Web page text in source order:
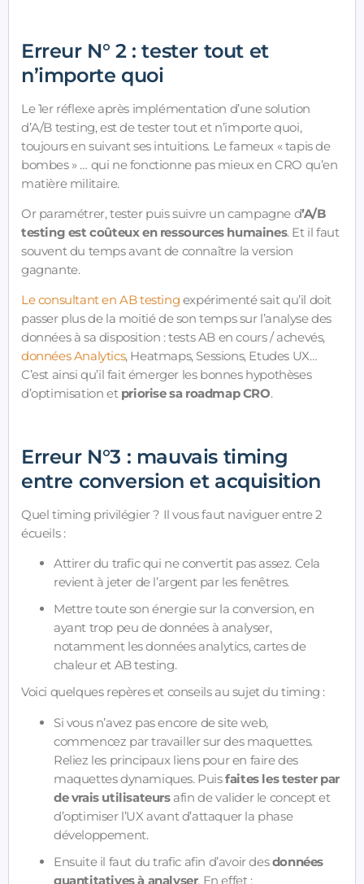
Erreur N° 2 : tester tout et
n’importe quoi
Le 1er réflexe après implémentation d’une solution
d’A/B testing, est de tester tout et n’importe quoi,
toujours en suivant ses intuitions. Le fameux « tapis de
bombes » … qui ne fonctionne pas mieux en CRO qu’en
matière militaire.
Or paramétrer, tester puis suivre un campagne d’A/B
testing est coûteux en ressources humaines. Et il faut
souvent du temps avant de connaître la version
gagnante.
Le consultant en AB testing expérimenté sait qu’il doit
passer plus de la moitié de son temps sur l’analyse des
données à sa disposition : tests AB en cours / achevés,
données Analytics, Heatmaps, Sessions, Etudes UX…
C’est ainsi qu’il fait émerger les bonnes hypothèses
d’optimisation et priorise sa roadmap CRO.
Erreur N°3 : mauvais timing
entre conversion et acquisition
Quel timing privilégier ? Il vous faut naviguer entre 2
écueils :
Attirer du trafic qui ne convertit pas assez. Cela
revient à jeter de l’argent par les fenêtres.
Mettre toute son énergie sur la conversion, en
ayant trop peu de données à analyser,
notamment les données analytics, cartes de
chaleur et AB testing.
Voici quelques repères et conseils au sujet du timing :
Si vous n’avez pas encore de site web,
commencez par travailler sur des maquettes.
Reliez les principaux liens pour en faire des
maquettes dynamiques. Puisfaites les tester par
de vrais utilisateursafin de valider le concept et
d’optimiser l’UX avant d’attaquer la phase
développement.
Ensuite il faut du trafic afin d’avoir desdonnées
quantitatives à analyser. En effet :